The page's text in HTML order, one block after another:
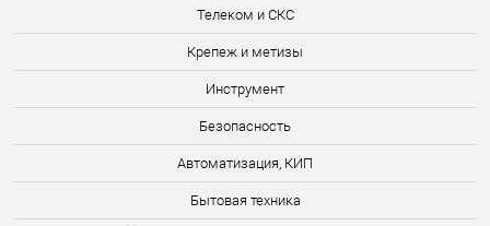
Телеком и СКС
Крепеж и метизы
Инструмент
Безопасность
Автоматизация, КИП
Бытовая техника